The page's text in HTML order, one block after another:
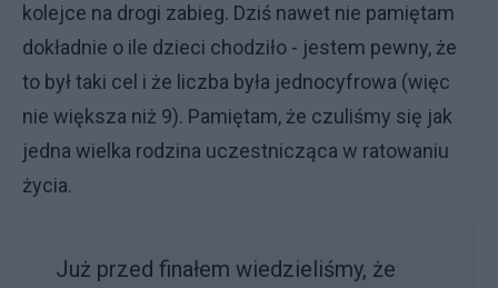
kolejce na drogi zabieg. Dziś nawet nie pamiętam
dokładnie o ile dzieci chodziło - jestem pewny, że
to był taki cel i że liczba była jednocyfrowa (więc
nie większa niż 9). Pamiętam, że czuliśmy się jak
jedna wielka rodzina uczestnicząca w ratowaniu
życia.
Już przed finałem wiedzieliśmy, że